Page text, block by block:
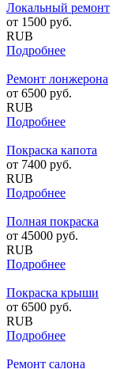
Локальный ремонт
от 1500 руб.
RUB
Подробнее
Ремонт лонжерона
от 6500 руб.
RUB
Подробнее
Покраска капота
от 7400 руб.
RUB
Подробнее
Полная покраска
от 45000 руб.
RUB
Подробнее
Покраска крыши
от 6500 руб.
RUB
Подробнее
Ремонт салона